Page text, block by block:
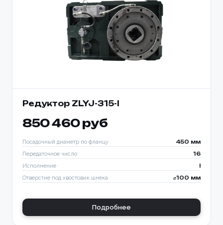
Редуктор ZLYJ-315-l
850 460 руб
Посадочный диаметр по фланцу 450 мм
Передаточное число 16
Исполнение
Отверстие под хвостовик шнека ⌀100 мм
Подробнее